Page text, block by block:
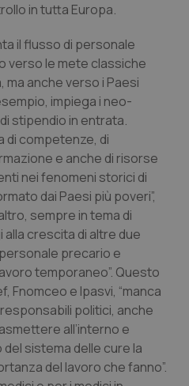
neurodegenerative
in tutta Europa.
il flusso di personale
verso le mete classiche
ma anche verso i Paesi
impiega i neo-
stipendio in entrata.
di competenze, di
e anche di risorse
nei fenomeni storici di
dai Paesi più poveri”,
sempre in tema di
crescita di altre due
precario e
temporaneo”. Questo
Fnomceo e Ipasvi, “manca
politici, anche
all’interno e
sistema delle cure la
del lavoro che fanno”.